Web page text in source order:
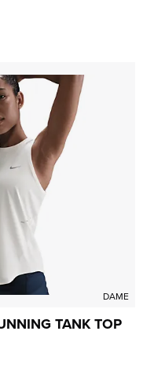
DAME
TANK TOP